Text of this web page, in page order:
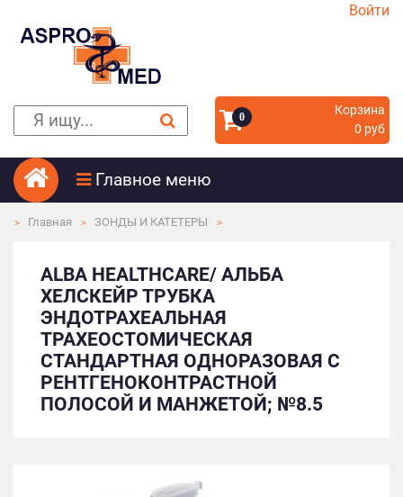
Войти
0
Корзина
0 руб
Главное меню
Главная ЗОНДЫ И КАТЕТЕРЫ
ALBA HEALTHCARE/ АЛЬБА
ХЕЛСКЕЙР ТРУБКА
ЭНДОТРАХЕАЛЬНАЯ
ТРАХЕОСТОМИЧЕСКАЯ
СТАНДАРТНАЯ ОДНОРАЗОВАЯ C
РЕНТГЕНОКОНТРАСТНОЙ
ПОЛОСОЙ И МАНЖЕТОЙ; №8.5